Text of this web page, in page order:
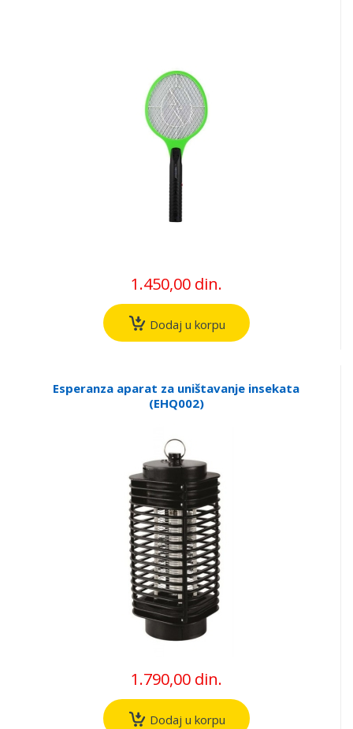
1.450,00 din.
Dodaj u korpu
Esperanza aparat za uništavanje insekata
(EHQ002)
1.790,00 din.
Dodaj u korpu